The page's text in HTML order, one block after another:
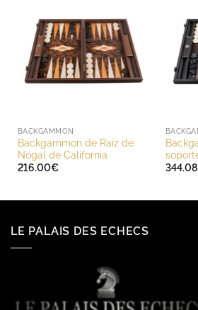
BACKGAMMON
Backgammon de Raíz de
Nogal de California
216.00€
344.08
LE PALAIS DES ECHECS